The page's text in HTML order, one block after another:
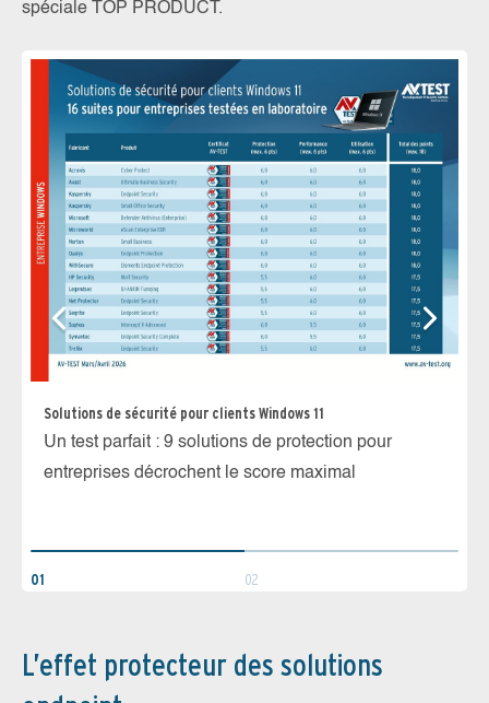
spéciale TOP PRODUCT.
Solutions de sécurité pour clients Windows 11
Un test parfait : 9 solutions de protection pour
entreprises décrochent le score maximal
01 02
L’effet protecteur des solutions